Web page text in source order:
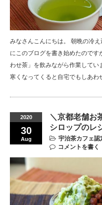
みなさんこんにちは。 朝晩の冷
にこのブログを書き始めたので
わせ茶」を飲みながら作業して
寒くなってくると自宅でもしあ
2020
30
Aug
＼京都老舗お
シロップのレ
宇治茶カフェ認
コメントを書く